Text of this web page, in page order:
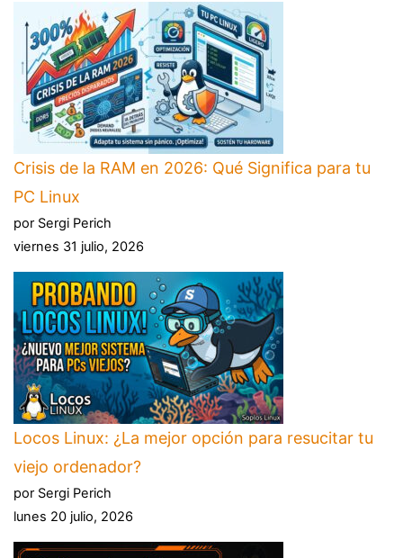
Crisis de la RAM en 2026: Qué Significa para tu
PC Linux
por Sergi Perich
viernes 31 julio, 2026
Locos Linux: ¿La mejor opción para resucitar tu
viejo ordenador?
por Sergi Perich
lunes 20 julio, 2026